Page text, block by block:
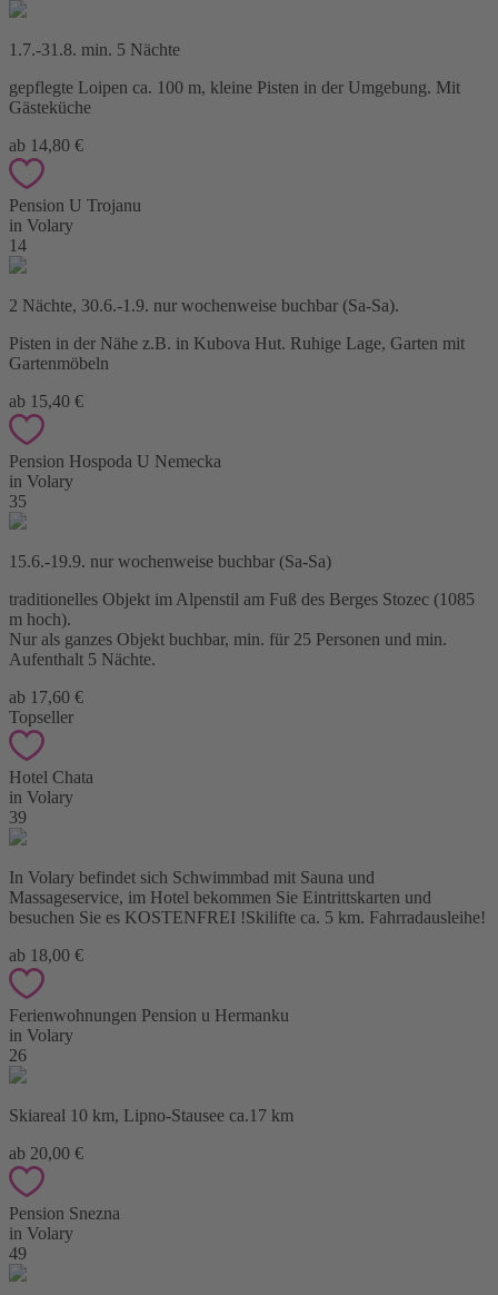
1.7.-31.8. min. 5 Nächte
gepflegte Loipen ca. 100 m, kleine Pisten in der Umgebung. Mit
Gästeküche
ab 14,80 €
Pension U Trojanu
in Volary
14
2 Nächte, 30.6.-1.9. nur wochenweise buchbar (Sa-Sa).
Pisten in der Nähe z.B. in Kubova Hut. Ruhige Lage, Garten mit
Gartenmöbeln
ab 15,40 €
Pension Hospoda U Nemecka
in Volary
35
15.6.-19.9. nur wochenweise buchbar (Sa-Sa)
traditionelles Objekt im Alpenstil am Fuß des Berges Stozec (1085
m hoch).
Nur als ganzes Objekt buchbar, min. für 25 Personen und min.
Aufenthalt 5 Nächte.
ab 17,60 €
Topseller
Hotel Chata
in Volary
39
In Volary befindet sich Schwimmbad mit Sauna und
Massageservice, im Hotel bekommen Sie Eintrittskarten und
besuchen Sie es KOSTENFREI !Skilifte ca. 5 km. Fahrradausleihe!
ab 18,00 €
Ferienwohnungen Pension u Hermanku
in Volary
26
Skiareal 10 km, Lipno-Stausee ca.17 km
ab 20,00 €
Pension Snezna
in Volary
49